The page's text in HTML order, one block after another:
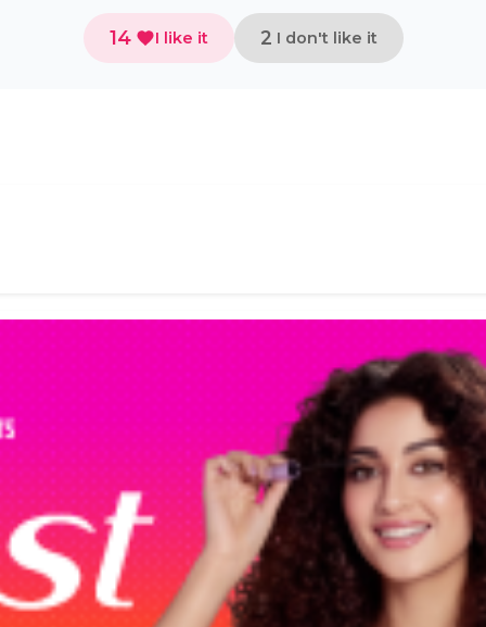
14 I like it 2 I don't like it